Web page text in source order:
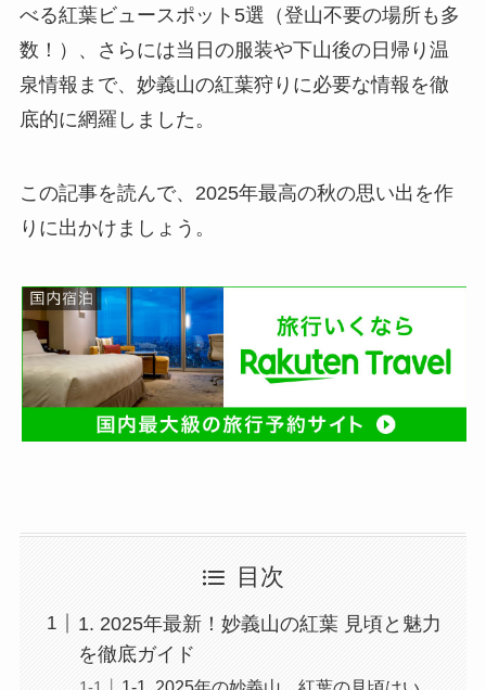
べる紅葉ビュースポット5選（登山不要の場所も多
数！）、さらには当日の服装や下山後の日帰り温
泉情報まで、妙義山の紅葉狩りに必要な情報を徹
底的に網羅しました。
この記事を読んで、2025年最高の秋の思い出を作
りに出かけましょう。
目次
1. 2025年最新！妙義山の紅葉 見頃と魅力
を徹底ガイド